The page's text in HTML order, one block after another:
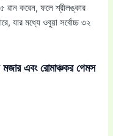
রান করেন, ফলে শ্রীলঙ্কার
যার মধ্যে ওবুয়া সর্বোচ্চ ৩২
এবং রোমাঞ্চকর গেমস